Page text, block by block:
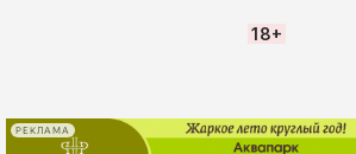
18+
РЕКЛАМА